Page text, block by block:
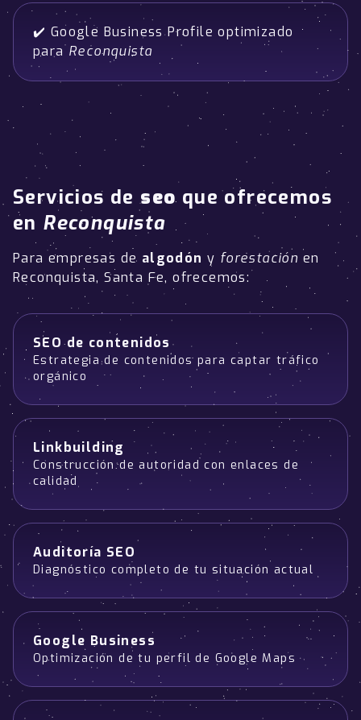
✔️ Google Business Profile optimizado
para Reconquista
Servicios deseoque ofrecemos
en Reconquista
Para empresas de algodón y forestación en
Reconquista, Santa Fe, ofrecemos:
SEO de contenidos
Estrategia de contenidos para captar tráfico
orgánico
Linkbuilding
Construcción de autoridad con enlaces de
calidad
Auditoría SEO
Diagnóstico completo de tu situación actual
Google Business
Optimización de tu perfil de Google Maps